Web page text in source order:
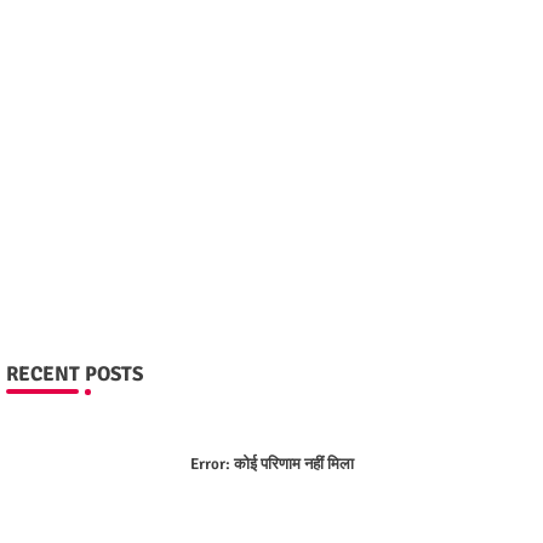
RECENT POSTS
Error:कोई परिणाम नहीं मिला